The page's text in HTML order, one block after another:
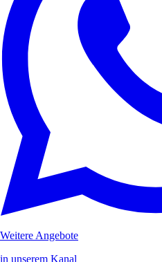
Weitere Angebote
in unserem Kanal